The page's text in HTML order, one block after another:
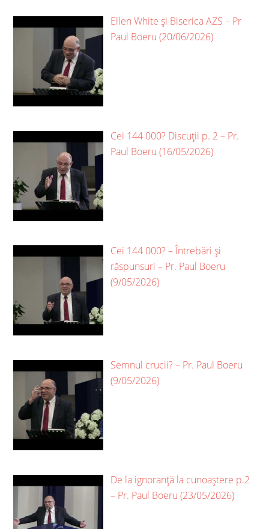
Ellen White și Biserica AZS – Pr
Paul Boeru (20/06/2026)
Cei 144 000? Discuții p. 2 – Pr.
Paul Boeru (16/05/2026)
Cei 144 000? – Întrebări și
răspunsuri – Pr. Paul Boeru
(9/05/2026)
Semnul crucii? – Pr. Paul Boeru
(9/05/2026)
De la ignoranță la cunoaștere p.2
– Pr. Paul Boeru (23/05/2026)